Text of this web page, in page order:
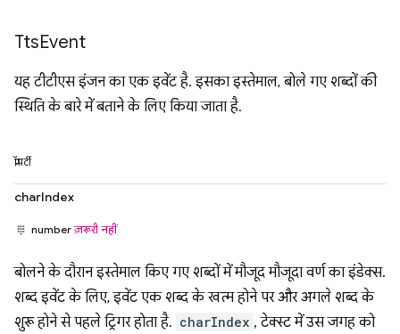
TtsEvent
यह टीटीएस इंजन का एक इवेंट है. इसका इस्तेमाल, बोले गए शब्दों की
स्थिति के बारे में बताने के लिए किया जाता है.
प्रॉपर्टी
charIndex
numberज़रूरी नहीं
बोलने के दौरान इस्तेमाल किए गए शब्दों में मौजूद मौजूदा वर्ण का इंडेक्स.
शब्द इवेंट के लिए, इवेंट एक शब्द के खत्म होने पर और अगले शब्द के
शुरू होने से पहले ट्रिगर होता है. charIndex , टेक्स्ट में उस जगह को